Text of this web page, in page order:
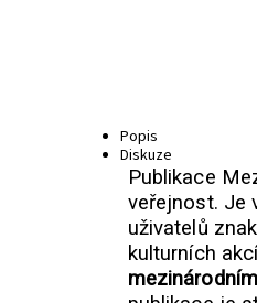
Popis
Diskuze
Publikace
veřejnost. Je
uživatelů
kulturních